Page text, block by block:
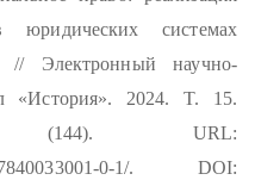
юридических системах
// Электронный научно-
«История». 2024. T. 15.
URL:
0-1/. DOI: